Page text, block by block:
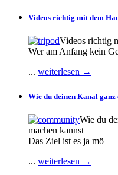
Videos richtig mit dem
Videos richtig
Wer am Anfang kein
... weiterlesen →
Wie du deinen Kanal
Wie du
machen kannst
Das Ziel ist es ja mö
... weiterlesen →